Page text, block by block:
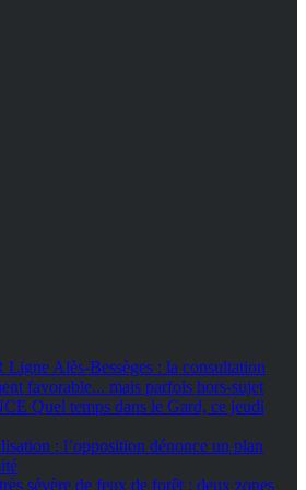
Alès-Bessèges : la consultation
favorable... mais parfois hors-sujet
Quel temps dans le Gard, ce jeudi
: l’opposition dénonce un plan
sévère de feux de forêt : deux zones